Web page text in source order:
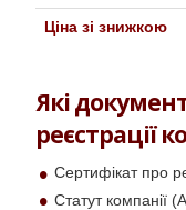
Ціна зі знижкою
Які
реєстрації
Сертифікат про
Статут компанії